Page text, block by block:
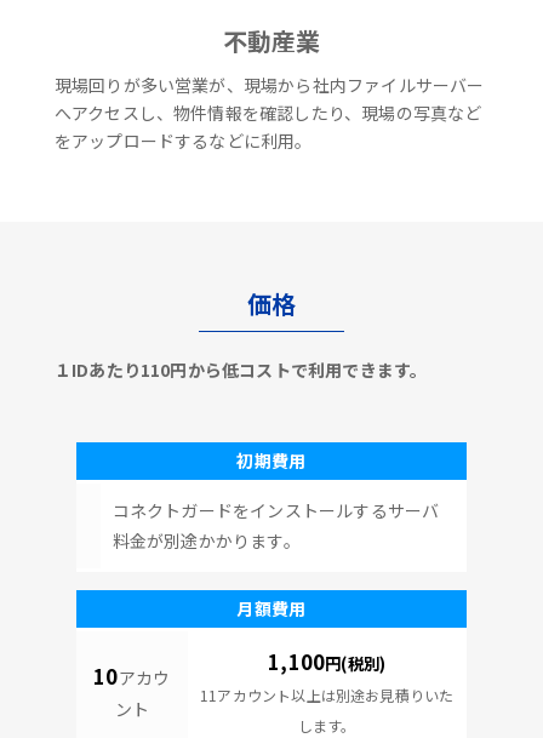
不動産業
現場回りが多い営業が、現場から社内ファイルサーバー
へアクセスし、物件情報を確認したり、現場の写真など
をアップロードするなどに利用。
価格
１IDあたり110円から低コストで利用できます。
初期費用
コネクトガードをインストールするサーバ
料金が別途かかります。
月額費用
10アカウ
ント
1,100円(税別)
11アカウント以上は別途お見積りいた
します。